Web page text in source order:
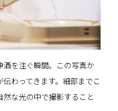
を注ぐ瞬間。この写真か
わってきます。細部までこ
な光の中で撮影すること